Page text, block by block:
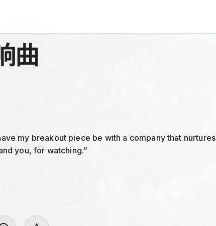
曲
my breakout piece be with a company that nurtures
you, for watching.”